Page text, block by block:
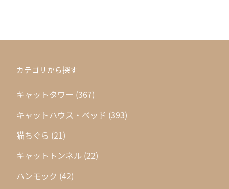
カテゴリから探す
キャットタワー (367)
キャットハウス・ベッド (393)
猫ちぐら (21)
キャットトンネル (22)
ハンモック (42)